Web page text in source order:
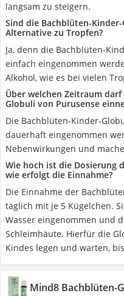
langsam zu steigern.
Sind die Bachblüten-
Alternative zu Tropfen?
Ja, denn die Bachblüten-
einfach eingenommen
Alkohol, wie es bei vielen
Über welchen Zeitraum
Globuli von Purusense
Die Bachblüten-Kinder-
dauerhaft eingenommen
Nebenwirkungen und
Wie hoch ist die Dosierung
wie erfolgt die Einnahme?
Die Einnahme der
täglich mit je 5 Kügelchen.
Wasser eingenommen und
Schleimhäute. Hierfür die
Kindes legen und warten,
Mind8 Bachblüten-